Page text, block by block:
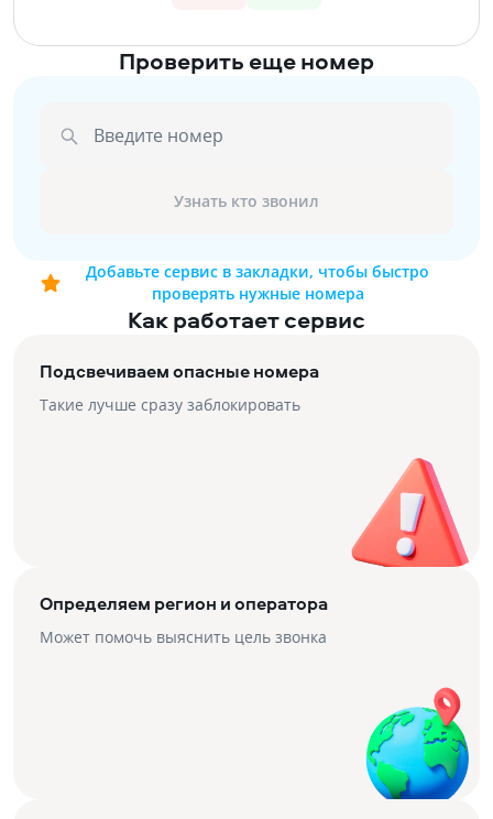
Проверить еще номер
Введите номер
Узнать кто звонил
Добавьте сервис в закладки, чтобы быстро
проверять нужные номера
Как работает сервис
Подсвечиваем опасные номера
Такие лучше сразу заблокировать
Определяем регион и оператора
Может помочь выяснить цель звонка